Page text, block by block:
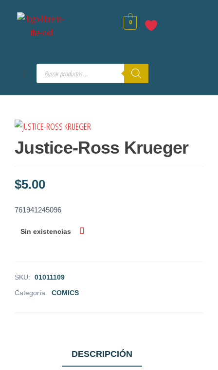
0
Justice-Ross Krueger
$5.00
761941245096
Sin existencias
SKU:
01011109
Categoría:
COMICS
DESCRIPCIÓN